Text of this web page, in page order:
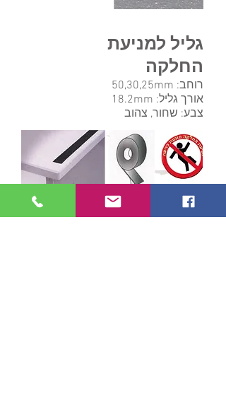
גליל למניעת
החלקה
רוחב: 50,30,25mm
אורך גליל: 18.2mm
צבע: שחור, צהוב